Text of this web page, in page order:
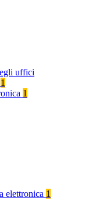
uffici
1
1
elettronica 1